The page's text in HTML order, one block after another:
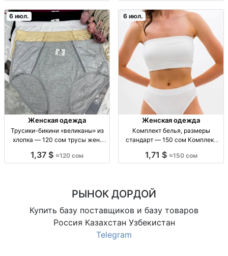
упаковка
6 июл.
Женская одежда
Трусики-бикини «великаны» из
хлопка — 120 сом трусы жен.
носка, дышащая ткань, удобн.
1,37 $ ≈120 сом
6 июл.
Женская одежда
Комплект белья, размеры
стандарт — 150 сом Комплект
повседневное, комфорт
1,71 $ ≈150 сом
РЫНОК ДОРДОЙ
Купить базу поставщиков и базу товаров
Россия Казахстан Узбекистан
Telegram